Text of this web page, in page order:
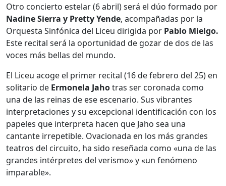
Otro concierto estelar (6 abril) será el dúo formado por
Nadine Sierra y Pretty Yende, acompañadas por la
Orquesta Sinfónica del Liceu dirigida por Pablo Mielgo.
Este recital será la oportunidad de gozar de dos de las
voces más bellas del mundo.
El Liceu acoge el primer recital (16 de febrero del 25) en
solitario de Ermonela Jahotras ser coronada como
una de las reinas de ese escenario. Sus vibrantes
interpretaciones y su excepcional identificación con los
papeles que interpreta hacen que Jaho sea una
cantante irrepetible. Ovacionada en los más grandes
teatros del circuito, ha sido reseñada como «una de las
grandes intérpretes del verismo» y «un fenómeno
imparable».